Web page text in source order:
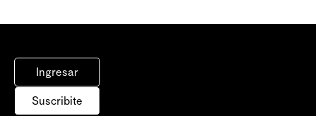
Ingresar
Suscribite